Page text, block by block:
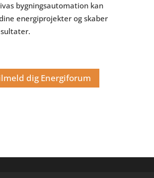
bygningsautomation kan
energiprojekter og skaber
dig Energiforum